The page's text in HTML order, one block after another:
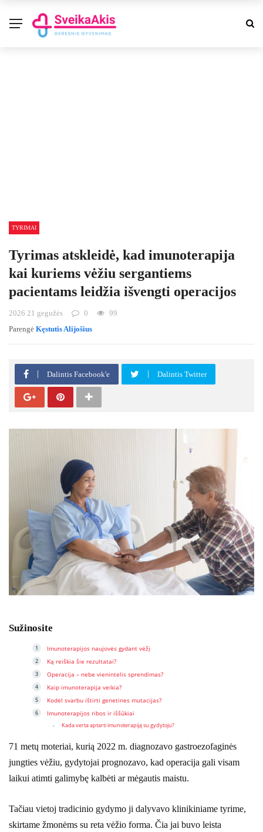
TYRIMAI
Tyrimas atskleidė, kad imunoterapija
kai kuriems vėžiu sergantiems
pacientams leidžia išvengti operacijos
2026 21 gegužės 0
99
Parengė Kęstutis Alijošius
Dalintis Facebook'e Dalintis Twitter
Sužinosite
Imunoterapijos naujovės gydant vėžį
Ką reiškia šie rezultatai?
Operacija – nebe vienintelis sprendimas?
Kaip imunoterapija veikia?
Kodėl svarbu ištirti genetines mutacijas?
Imunoterapijos ribos ir iššūkiai
Kada verta aptarti imunoterapiją su gydytoju?
71 metų moteriai, kurią 2022 m. diagnozavo gastroezofaginės
jungties vėžiu, gydytojai prognozavo, kad operacija gali visam
laikui atimti galimybę kalbėti ar mėgautis maistu.
Tačiau vietoj tradicinio gydymo ji dalyvavo klinikiniame tyrime,
skirtame žmonėms su reta vėžio forma. Čia jai buvo leista